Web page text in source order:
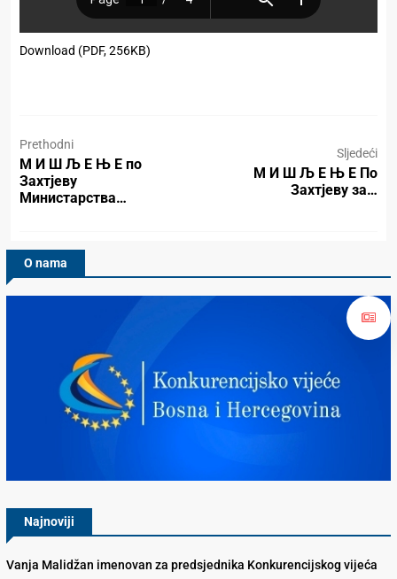
Download (PDF, 256KB)
Prethodni
М И Ш Љ Е Њ Е по
Захтјеву
Министарства…
Sljedeći
М И Ш Љ Е Њ Е По
Захтјеву за…
O nama
Najnoviji
Vanja Malidžan imenovan za predsjednika Konkurencijskog vijeća